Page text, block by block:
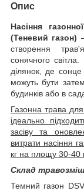
Опис
Насіння
(Теневий газон)
створення
сонячного світла.
ділянок, де
можуть бути
будинків або в
Газонна трава
ідеально
засіву та
витрати насіння
кг на площу 30-40
Склад
Темний газон